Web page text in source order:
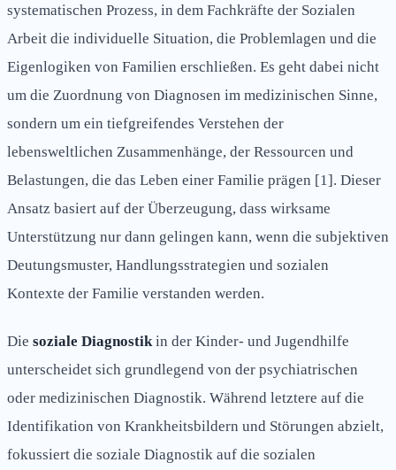
systematischen Prozess, in dem Fachkräfte der Sozialen
Arbeit die individuelle Situation, die Problemlagen und die
Eigenlogiken von Familien erschließen. Es geht dabei nicht
um die Zuordnung von Diagnosen im medizinischen Sinne,
sondern um ein tiefgreifendes Verstehen der
lebensweltlichen Zusammenhänge, der Ressourcen und
Belastungen, die das Leben einer Familie prägen [1]. Dieser
Ansatz basiert auf der Überzeugung, dass wirksame
Unterstützung nur dann gelingen kann, wenn die subjektiven
Deutungsmuster, Handlungsstrategien und sozialen
Kontexte der Familie verstanden werden.
Die soziale Diagnostikin der Kinder- und Jugendhilfe
unterscheidet sich grundlegend von der psychiatrischen
oder medizinischen Diagnostik. Während letztere auf die
Identifikation von Krankheitsbildern und Störungen abzielt,
fokussiert die soziale Diagnostik auf die sozialen